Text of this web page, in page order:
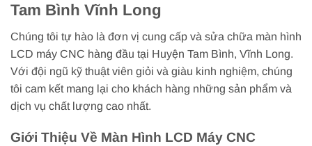
Tam Bình Vĩnh Long
Chúng tôi tự hào là đơn vị cung cấp và sửa chữa màn hình
LCD máy CNC hàng đầu tại Huyện Tam Bình, Vĩnh Long.
Với đội ngũ kỹ thuật viên giỏi và giàu kinh nghiệm, chúng
tôi cam kết mang lại cho khách hàng những sản phẩm và
dịch vụ chất lượng cao nhất.
Giới Thiệu Về Màn Hình LCD Máy CNC